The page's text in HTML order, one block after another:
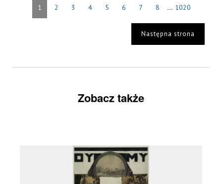
1 2 3 4 5 6 7 8 ... 1020
Następna strona
Zobacz także